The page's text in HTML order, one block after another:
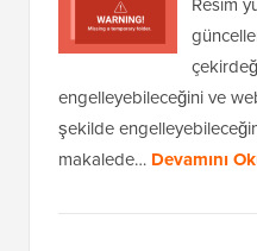
engelleyebileceğini ve
şekilde
makalede… Devamını